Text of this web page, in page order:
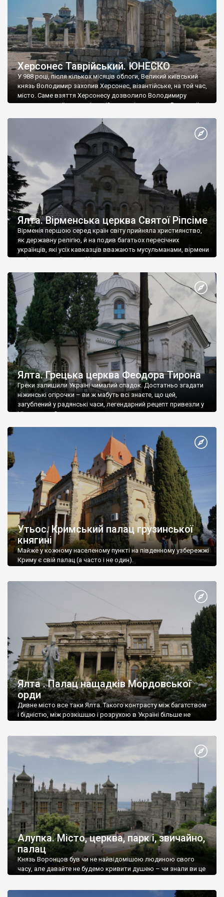
Херсонес Таврійський. ЮНЕСКО
У 988 році, після кількох місяців облоги, Великий київський
князь Володимир захопив Херсонес, візантійське, на той час,
місто. Саме взяття Херсонесу дозволило Володимиру
диктувати свої умови візантійському імператору Василю ІІ, та
Херсонесі Володимир-язичник, став Василем-християнином.
А потім було Хрещення Русі. На честь Херсонесу Таврійського
Ялта. Вірменська церква Святої Ріпсіме
Вірменія першою серед країн світу прийняла християнство,
як державну релігію, й на подив багатьох пересічних
українців, які усіх кавказців вважають мусульманами, вірмени
є відданими вірянами Христа
Ялта. Грецька церква Феодора Тирона
Греки залишили Україні чималий спадок. Достатньо згадати
ніжинські огірочки – ви ж мабуть всі знаєте, що цей,
загублений у радянські часи, легендарний рецепт привезли у
Ніжин греки?
Утьос. Кримський палац грузинської
княгині
Майже у кожному населеному пункті на південному узбережжі
Криму є свій палац (а часто і не один).
Ялта . Палац нащадків Мордовської
орди
Дивне місто все таки Ялта. Такого контрасту між багатством
і бідністю, між розкішшю і розрухою в Україні більше не
Алупка. Місто, церква, парк і, звичайно,
палац
Князь Воронцов був чи не найвідомішою людиною свого
часу, але давайте не будемо кривити душею – чи знали ви це